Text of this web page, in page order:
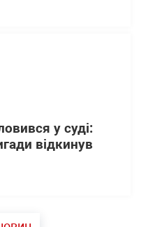
у суді:
відкинув